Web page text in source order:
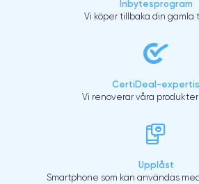
Inbytesprogram
Vi köper tillbaka din gamla
CertiDeal-expertis
Vi renoverar våra
Upplåst
Smartphone som kan användas